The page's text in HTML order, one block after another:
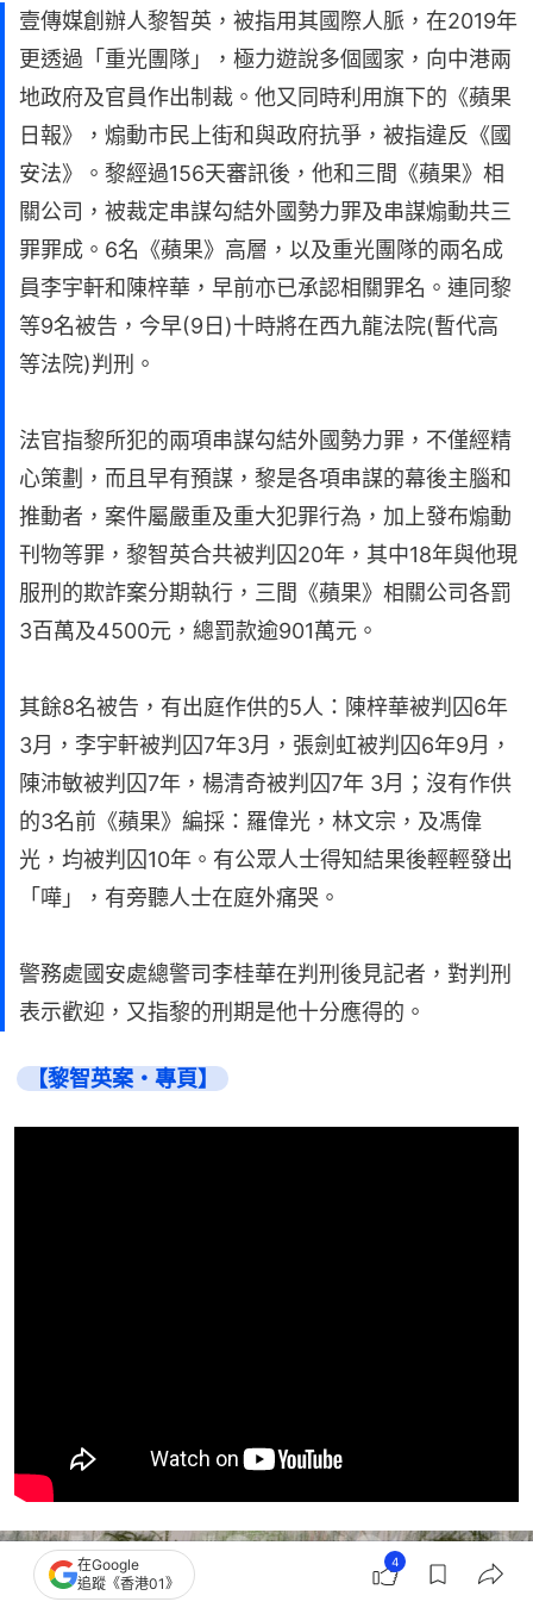
壹傳媒創辦人黎智英，被指用其國際人脈，在2019年
更透過「重光團隊」，極力遊說多個國家，向中港兩
地政府及官員作出制裁。他又同時利用旗下的《蘋果
日報》，煽動市民上街和與政府抗爭，被指違反《國
安法》。黎經過156天審訊後，他和三間《蘋果》相
關公司，被裁定串謀勾結外國勢力罪及串謀煽動共三
罪罪成。6名《蘋果》高層，以及重光團隊的兩名成
員李宇軒和陳梓華，早前亦已承認相關罪名。連同黎
等9名被告，今早(9日)十時將在西九龍法院(暫代高
等法院)判刑。
法官指黎所犯的兩項串謀勾結外國勢力罪，不僅經精
心策劃，而且早有預謀，黎是各項串謀的幕後主腦和
推動者，案件屬嚴重及重大犯罪行為，加上發布煽動
刊物等罪，黎智英合共被判囚20年，其中18年與他現
服刑的欺詐案分期執行，三間《蘋果》相關公司各罰
3百萬及4500元，總罰款逾901萬元。
其餘8名被告，有出庭作供的5人：陳梓華被判囚6年
3月，李宇軒被判囚7年3月，張劍虹被判囚6年9月，
陳沛敏被判囚7年，楊清奇被判囚7年 3月；沒有作供
的3名前《蘋果》編採：羅偉光，林文宗，及馮偉
光，均被判囚10年。有公眾人士得知結果後輕輕發出
「嘩」，有旁聽人士在庭外痛哭。
警務處國安處總警司李桂華在判刑後見記者，對判刑
表示歡迎，又指黎的刑期是他十分應得的。
【黎智英案・專頁】
在Google
追蹤《香港01》
4